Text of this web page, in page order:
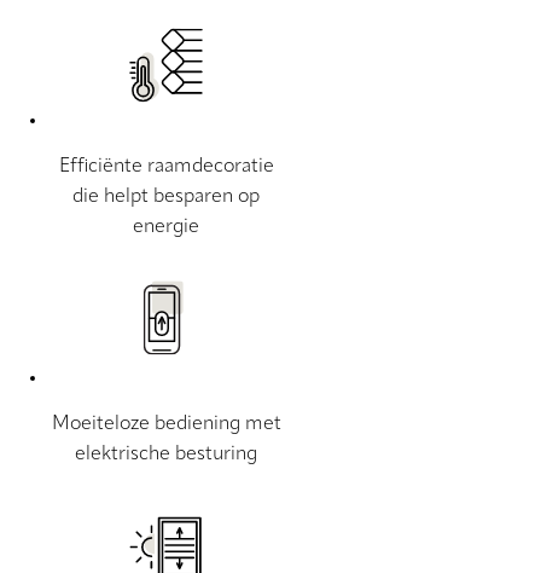
Efficiënte raamdecoratie
die helpt besparen op
energie
Moeiteloze bediening met
elektrische besturing